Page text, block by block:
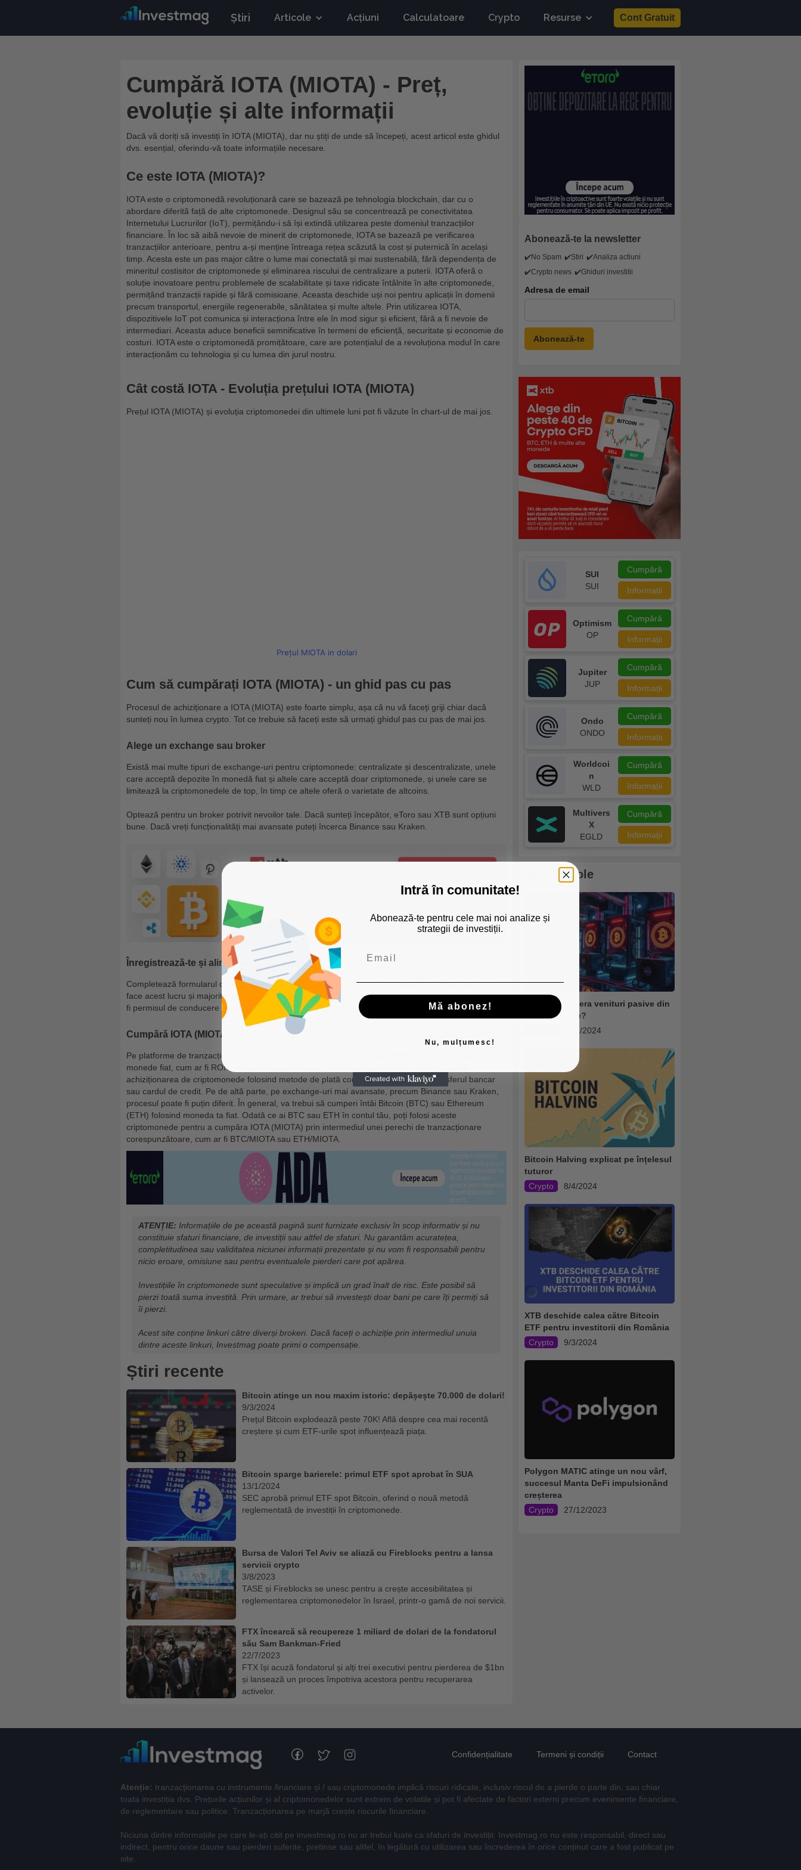
Știri Articole Acțiuni Calculatoare Crypto Resurse Cont Gratuit
Cumpără IOTA (MIOTA) - Preț,
evoluție și alte informații
Dacă vă doriți să investiți în IOTA (MIOTA), dar nu știți de unde să începeți, acest articol este ghidul
dvs. esențial, oferindu-vă toate informațiile necesare.
Ce este IOTA (MIOTA)?
IOTA este o criptomonedă revoluționară care se bazează pe tehnologia blockchain, dar cu o
abordare diferită față de alte criptomonede. Designul său se concentrează pe conectivitatea
Internetului Lucrurilor (IoT), permițându-i să își extindă utilizarea peste domeniul tranzacțiilor
financiare. În loc să aibă nevoie de minerit de criptomonede, IOTA se bazează pe verificarea
tranzacțiilor anterioare, pentru a-și menține întreaga rețea scăzută la cost și puternică în același
timp. Acesta este un pas major către o lume mai conectată și mai sustenabilă, fără dependența de
mineritul costisitor de criptomonede și eliminarea riscului de centralizare a puterii. IOTA oferă o
soluție inovatoare pentru problemele de scalabilitate și taxe ridicate întâlnite în alte criptomonede,
permițând tranzacții rapide și fără comisioane. Aceasta deschide uși noi pentru aplicații în domenii
precum transportul, energiile regenerabile, sănătatea și multe altele. Prin utilizarea IOTA,
dispozitivele IoT pot comunica și interacționa între ele în mod sigur și eficient, fără a fi nevoie de
intermediari. Aceasta aduce beneficii semnificative în termeni de eficiență, securitate și economie de
costuri. IOTA este o criptomonedă promițătoare, care are potențialul de a revoluționa modul în care
interacționăm cu tehnologia și cu lumea din jurul nostru.
Cât costă IOTA - Evoluția prețului IOTA (MIOTA)
Prețul IOTA (MIOTA) și evoluția criptomonedei din ultimele luni pot fi văzute în chart-ul de mai jos.
Prețul MIOTA in dolari
Cum să cumpărați IOTA (MIOTA) - un ghid pas cu pas
Procesul de achiziționare a IOTA (MIOTA) este foarte simplu, așa că nu vă faceți griji chiar dacă
sunteți nou în lumea crypto. Tot ce trebuie să faceți este să urmați ghidul pas cu pas de mai jos.
Alege un exchange sau broker
Există mai multe tipuri de exchange-uri pentru criptomonede: centralizate și descentralizate, unele
care acceptă depozite în monedă fiat și altele care acceptă doar criptomonede, și unele care se
limitează la criptomonedele de top, în timp ce altele oferă o varietate de altcoins.
Optează pentru un broker potrivit nevoilor tale. Dacă sunteți începător, eToro sau XTB sunt opțiuni
bune. Dacă vreți funcționalități mai avansate puteți încerca Binance sau Kraken.
Înregistrează-te și alimentează-ți contul
Completează formularul de înregistrare. Aici va trebui să furnizezi unele detalii de contact pentru a
face acest lucru și majoritatea exchange-urilor necesită o formă de identificare cu fotografie, cum ar
fi permisul de conducere sau un buletin.
Cumpără IOTA (MIOTA)
Pe platforme de tranzacționare precum eToro sau XTB, poți cumpăra IOTA (MIOTA) folosind
monede fiat, cum ar fi RON, euro sau dolari. Aceste platforme sunt ușor de folosit și permit
achiziționarea de criptomonede folosind metode de plată convenționale, precum transferul bancar
sau cardul de credit. Pe de altă parte, pe exchange-uri mai avansate, precum Binance sau Kraken,
procesul poate fi puțin diferit. În general, va trebui să cumperi întâi Bitcoin (BTC) sau Ethereum
(ETH) folosind moneda ta fiat. Odată ce ai BTC sau ETH în contul tău, poți folosi aceste
criptomonede pentru a cumpăra IOTA (MIOTA) prin intermediul unei perechi de tranzacționare
corespunzătoare, cum ar fi BTC/MIOTA sau ETH/MIOTA.
ATENȚIE: Informațiile de pe această pagină sunt furnizate exclusiv în scop informativ și nu
constituie sfaturi financiare, de investiții sau altfel de sfaturi. Nu garantăm acuratețea,
completitudinea sau validitatea niciunei informații prezentate și nu vom fi responsabili pentru
nicio eroare, omisiune sau pentru eventualele pierderi care pot apărea.
Investițiile în criptomonede sunt speculative și implică un grad înalt de risc. Este posibil să
pierzi toată suma investită. Prin urmare, ar trebui să investești doar bani pe care îți permiți să
îi pierzi.
Acest site conține linkuri către diverși brokeri. Dacă faceți o achiziție prin intermediul unuia
dintre aceste linkuri, Investmag poate primi o compensație.
Știri recente
Bitcoin atinge un nou maxim istoric: depășește 70.000 de dolari!
9/3/2024
Prețul Bitcoin explodează peste 70K! Află despre cea mai recentă
creștere și cum ETF-urile spot influențează piața.
Bitcoin sparge barierele: primul ETF spot aprobat în SUA
13/1/2024
SEC aprobă primul ETF spot Bitcoin, oferind o nouă metodă
reglementată de investiții în criptomonede.
Bursa de Valori Tel Aviv se aliază cu Fireblocks pentru a lansa
servicii crypto
3/8/2023
TASE și Fireblocks se unesc pentru a crește accesibilitatea și
reglementarea criptomonedelor în Israel, printr-o gamă de noi servicii.
FTX încearcă să recupereze 1 miliard de dolari de la fondatorul
său Sam Bankman-Fried
22/7/2023
FTX își acuză fondatorul și alți trei executivi pentru pierderea de $1bn
și lansează un proces împotriva acestora pentru recuperarea
activelor.
Abonează-te la newsletter
✔️No Spam ✔️Stiri ✔️Analiza actiuni
✔️Crypto news ✔️Ghiduri investitii
Adresa de email
SUI
SUI
Cumpără
Informații
Optimism
OP
Cumpără
Informații
Jupiter
JUP
Cumpără
Informații
Ondo
ONDO
Cumpără
Informații
Worldcoi
n
WLD
Cumpără
Informații
Multivers
X
EGLD
Cumpără
Informații
Alte articole
Cum poți genera venituri pasive din
criptomonede?
7/11/2024
Bitcoin Halving explicat pe înțelesul
tuturor
Crypto
8/4/2024
XTB deschide calea către Bitcoin
ETF pentru investitorii din România
Crypto
9/3/2024
Polygon MATIC atinge un nou vârf,
succesul Manta DeFi impulsionând
creșterea
Crypto
27/12/2023
Confidențialitate Termeni și condiții Contact
Atenție: tranzacționarea cu instrumente financiare și / sau criptomonede implică riscuri ridicate, inclusiv riscul de a pierde o parte din, sau chiar
toata investiția dvs. Prețurile acțiunilor și al criptomonedelor sunt extrem de volatile și pot fi afectate de factori externi precum evenimente financiare,
de reglementare sau politice. Tranzacționarea pe marjă crește riscurile financiare.
Niciuna dintre informațiile pe care le-ați citit pe investmag.ro nu ar trebui luate ca sfaturi de investiții. Investmag.ro nu este responsabil, direct sau
indirect, pentru orice daune sau pierderi suferite, pretinse sau altfel, în legătură cu utilizarea sau încrederea în orice conținut care a fost publicat pe
site.
Intră în comunitate!
Abonează-te pentru cele mai noi analize și
strategii de investiții.
Mă abonez!
Nu, mulțumesc!